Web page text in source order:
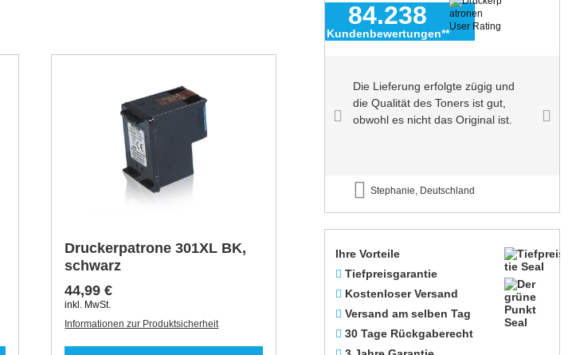
84.238
Kundenbewertungen**
Diese Patrone ist ein echter
Preishammer. Ich benutze sie
schon seit Jahren ohne
Schwierigkeiten
Robert, Deutschland
Die Lieferung erfolgte zügig und
die Qualität des Toners ist gut,
obwohl es nicht das Original ist.
Stephanie, Deutschland
Ihre Vorteile
Tiefpreisgarantie
Kostenloser Versand
Versand am selben Tag
30 Tage Rückgaberecht
Druckerpatrone 301XL BK,
schwarz
44,99 €
inkl. MwSt.
Informationen zur Produktsicherheit